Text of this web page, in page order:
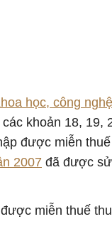
học, công
khoản 18, 19,
được miễn
2007 đã được
miễn thuế thu